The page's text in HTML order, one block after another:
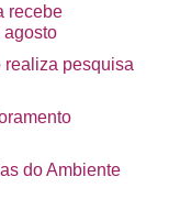
recebe
agosto
realiza pesquisa
do Ambiente